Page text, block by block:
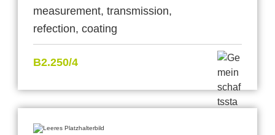
measurement, transmission,
refection, coating
B2.250/4